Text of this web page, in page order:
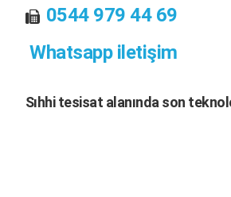
0544 979 44 69
Whatsapp iletişim
Sıhhi tesisat alanında son